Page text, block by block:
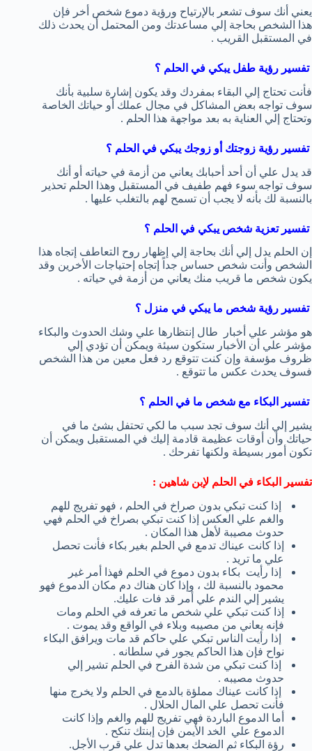
يعني أنك سوف تشعر بالإرتياح ورؤية دموع شخص أخر فإن
هذا الشخص بحاجة إلي مساعدتك ومن المحتمل أن يحدث ذلك
في المستقبل القريب .
تفسير رؤية طفل يبكي في الحلم ؟
فأنت تحتاج إلي البقاء بمفردك وقد يكون إشارة سلبية بأنك
سوف تواجه بعض المشاكل في مجال عملك أو حياتك الخاصة
وتحتاج إلي العناية به بعد مواجهة هذا الحلم .
تفسير رؤية زوجتك أو زوجك يبكي في الحلم ؟
قد يدل علي أن أحد أحبابك يعاني من أزمة في حياته أو أنك
سوف تواجه سوء فهم طفيف في المستقبل وهذا الحلم تحذير
بالنسبة لك بأنه لا يجب أن تسمح لهم بالتغلب عليها .
تفسير تعزية شخص يبكي في الحلم ؟
إن الحلم يدل إلي أنك بحاجة إلي إظهار روح التعاطف إتجاه هذا
الشخص وأنت شخص حساس جداً إتجاه إحتياجات الأخرين وقد
يكون شخص ما قريب منك يعاني من أزمة في حياته .
تفسير رؤية شخص ما يبكي في منزل ؟
هو مؤشر علي أخبار طال إنتظارها علي وشك الحدوث والبكاء
مؤشر علي أن الأخبار ستكون سيئة ويمكن أن تؤدي إلي
ظروف مؤسفة وإن كنت تتوقع رد فعل معين من هذا الشخص
فسوف يحدث عكس ما تتوقع .
تفسير البكاء مع شخص ما في الحلم ؟
يشير إلي أنك سوف تجد سبب ما لكي تحتفل بشئ ما في
حياتك وأن أوقات عظيمة قادمة إليك في المستقبل ويمكن أن
تكون أمور بسيطة ولكنها تفرحك .
تفسير البكاء في الحلم لإبن شاهين :
إذا كنت تبكي بدون صراخ في الحلم ، فهو تفريج للهم
والغم علي العكس إذا كنت تبكي بصراخ في الحلم فهي
حدوث مصيبة لأهل هذا المكان .
إذا كانت عيناك تدمع في الحلم بغير بكاء فأنت تحصل
علي ما تريد .
إذا رأيت بكاء بدون دموع في الحلم فهذا أمر غير
محمود بالنسبة لك ، وإذا كان هناك دم مكان الدموع فهو
يشير إلي الندم علي أمر قد فات عليك.
إذا كنت تبكي علي شخص ما تعرفه في الحلم ومات
فإنه يعاني من مصيبه وبلاء في الواقع وقد يموت .
إذا رأيت الناس تبكي علي حاكم قد مات ويرافق البكاء
نواح فإن هذا الحاكم يجور في سلطانه .
إذا كنت تبكي من شدة الفرح في الحلم تشير إلي
حدوث مصيبه .
إذا كانت عيناك مملؤة بالدمع في الحلم ولا يخرج منها
فأنت تحصل علي المال الحلال .
أما الدموع الباردة فهي تفريج للهم والغم وإذا كانت
الدموع علي الخد الأيمن فإن إبنتك تنكح .
رؤة البكاء ثم الضحك بعدها تدل علي قرب الأجل.